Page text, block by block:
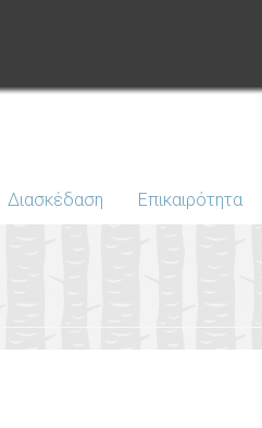
Διασκέδαση Επικαιρότητα